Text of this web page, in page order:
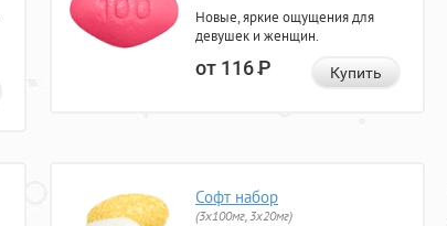
Новые, яркие ощущения для
девушек и женщин.
от 116Р Купить
Софт набор
(3x100мг, 3x20мг)